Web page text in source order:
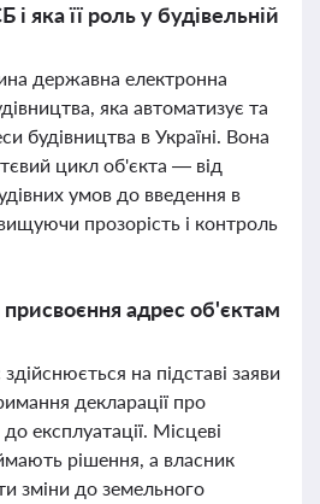
яка її роль у будівельній
державна електронна
яка автоматизує та
будівництва в Україні. Вона
цикл об'єкта — від
умов до введення в
прозорість і контроль
присвоєння адрес об'єктам
на підставі заяви
декларації про
експлуатації. Місцеві
рішення, а власник
зміни до земельного